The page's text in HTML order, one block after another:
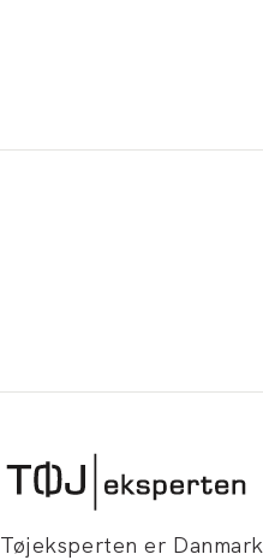
Tøjeksperten er